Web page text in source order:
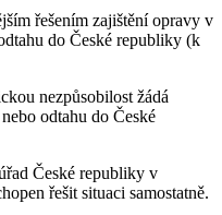
řešením zajištění opravy v
do České republiky (k
nezpůsobilost žádá
odtahu do České
České republiky v
řešit situaci samostatně.